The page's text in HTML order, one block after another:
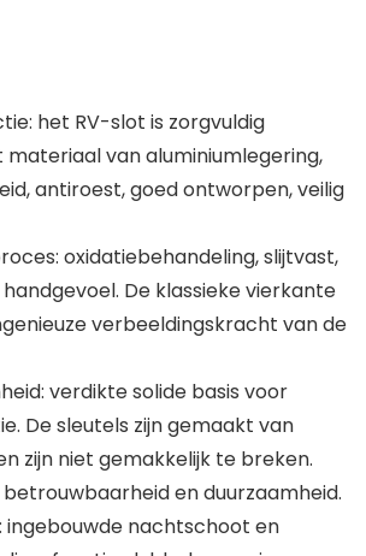
het RV-slot is zorgvuldig
van aluminiumlegering,
antiroest, goed ontworpen, veilig
oxidatiebehandeling, slijtvast,
De klassieke vierkante
verbeeldingskracht van de
verdikte solide basis voor
De sleutels zijn gemaakt van
zijn niet gemakkelijk te breken.
en duurzaamheid.
ingebouwde nachtschoot en